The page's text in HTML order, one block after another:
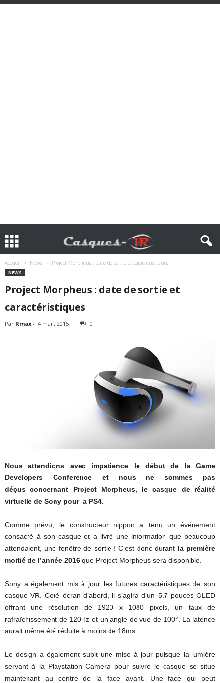
Accueil News Project Morpheus : date de sortie et caractéristiques
NEWS
Project Morpheus : date de sortie et
caractéristiques
Par Rmax - 4 mars 2015 0
Nous attendions avec impatience le début de la Game
Developers Conference et nous ne sommes pas
déçus concernant Project Morpheus, le casque de réalité
virtuelle de Sony pour la PS4.
Comme prévu, le constructeur nippon a tenu un événement
consacré à son casque et a livré une information que beaucoup
attendaient, une fenêtre de sortie ! C’est donc durant la première
moitié de l’année 2016 que Project Morpheus sera disponible.
Sony a également mis à jour les futures caractéristiques de son
casque VR. Coté écran d’abord, il s’agira d’un 5.7 pouces OLED
offrant une résolution de 1920 x 1080 pixels, un taux de
rafraîchissement de 120Hz et un angle de vue de 100°. La latence
aurait même été réduite à moins de 18ms.
Le design a également subit une mise à jour puisque la lumière
servant à la Playstation Camera pour suivre le casque se situe
maintenant au centre de la face avant. Une face qui peut